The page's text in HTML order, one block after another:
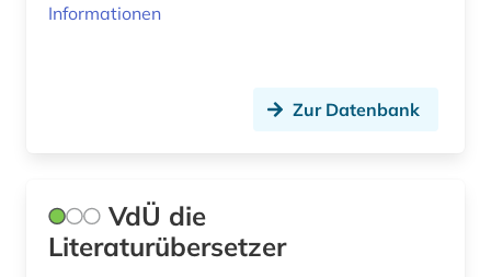
lieferbares buch (2)
Informationen
Zur Datenbank
VdÜ die
Literaturübersetzer